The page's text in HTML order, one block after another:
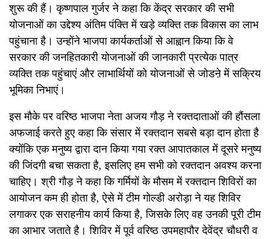
शुरू की हैं। कृष्णपाल गुर्जर ने कहा कि केंद्र सरकार की सभी
योजनाओं का उद्देश्य अंतिम पंक्ति में खड़े व्यक्ति तक विकास का लाभ
पहुंचाना है। उन्होंने भाजपा कार्यकर्ताओं से आह्वान किया कि वे
सरकार की जनहितकारी योजनाओं की जानकारी प्रत्येक पात्र
व्यक्ति तक पहुंचाएं और लाभार्थियों को योजनाओं से जोडऩे में सक्रिय
भूमिका निभाएं।
इस मौके पर वरिष्ठ भाजपा नेता अजय गौड़ ने रक्तदाताओं की हौंसला
अफजाई करते हुए कहा कि संसार में रक्तदान सबसे बड़ा दान होता है
क्योंकि एक मनुष्य द्वारा दान किया गया रक्त आपातकाल में दूसरे मनुष्य
की जिंदगी बचा सकता है, इसलिए हम सभी को रक्तदान अवश्य करना
चाहिए। श्री गौड़ ने कहा कि गर्मियों के मौसम में रक्तदान शिविरों का
आयोजन कम ही होता है, ऐसे में टीम गोल्डी अरोड़ा ने यह शिविर
लगाकर एक सराहनीय कार्य किया है, जिसके लिए वह उनकी पूरी टीम
का आभार जताते है। शिविर में पूर्व वरिष्ठ उपमहापौर देवेंद्र चौधरी व